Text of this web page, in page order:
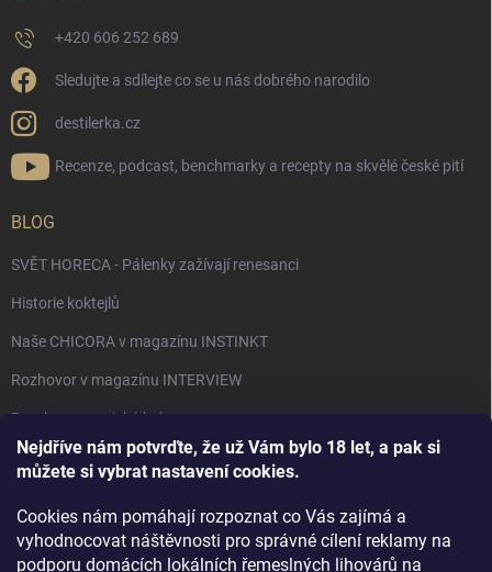
Nejdříve nám potvrďte, že už Vám bylo 18 let, a pak si
můžete si vybrat nastavení cookies.
Cookies nám pomáhají rozpoznat co Vás zajímá a
vyhodnocovat náštěvnosti pro správné cílení reklamy na
podporu domácích lokálních řemeslných lihovárů na
+420 606 252 689
Sledujte a sdílejte co se u nás dobrého narodilo
destilerka.cz
Recenze, podcast, benchmarky a recepty na skvělé české pití
BLOG
SVĚT HORECA - Pálenky zažívají renesanci
Historie koktejlů
Naše CHICORA v magazínu INSTINKT
Rozhovor v magazínu INTERVIEW
Bourbon, americká krása.
Napsali v TÝDNU o naší práci
Rozhovor s DESTILERKA.CZ v magazínu DRINKING-CAT